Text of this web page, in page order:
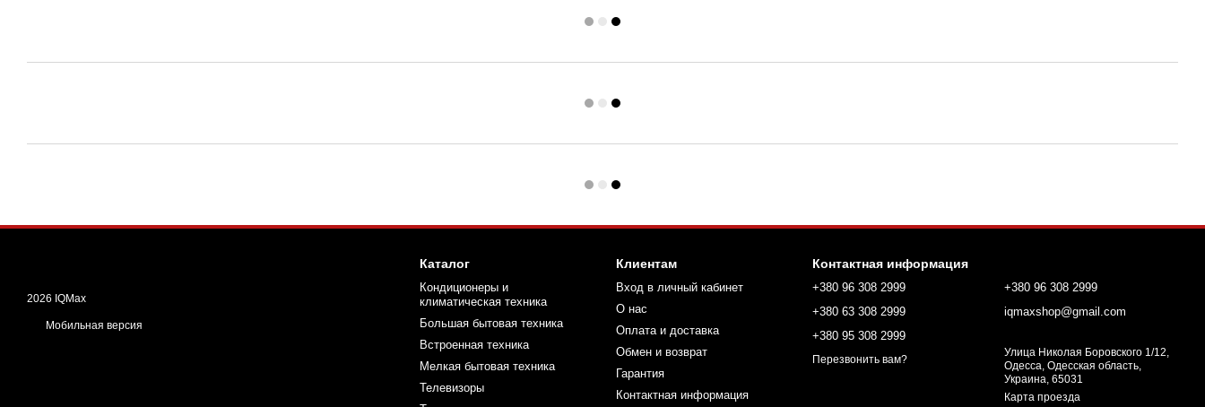
2026 IQMax
Мобильная версия
Каталог
Кондиционеры и
климатическая техника
Большая бытовая техника
Встроенная техника
Мелкая бытовая техника
Телевизоры
Клиентам
Вход в личный кабинет
О нас
Оплата и доставка
Обмен и возврат
Гарантия
Контактная информация
Контактная информация
+380 96 308 2999
+380 63 308 2999
+380 95 308 2999
Перезвонить вам?
+380 96 308 2999
iqmaxshop@gmail.com
Улица Николая Боровского 1/12,
Одесса, Одесская область,
Украина, 65031
Карта проезда